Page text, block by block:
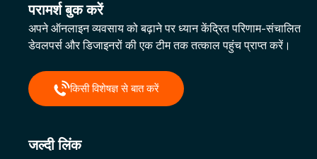
परामर्श बुक करें
अपने ऑनलाइन व्यवसाय को बढ़ाने पर ध्यान केंद्रित परिणाम-संचालित
डेवलपर्स और डिजाइनरों की एक टीम तक तत्काल पहुंच प्राप्त करें।
किसी विशेषज्ञ से बात करें
जल्दी लिंक